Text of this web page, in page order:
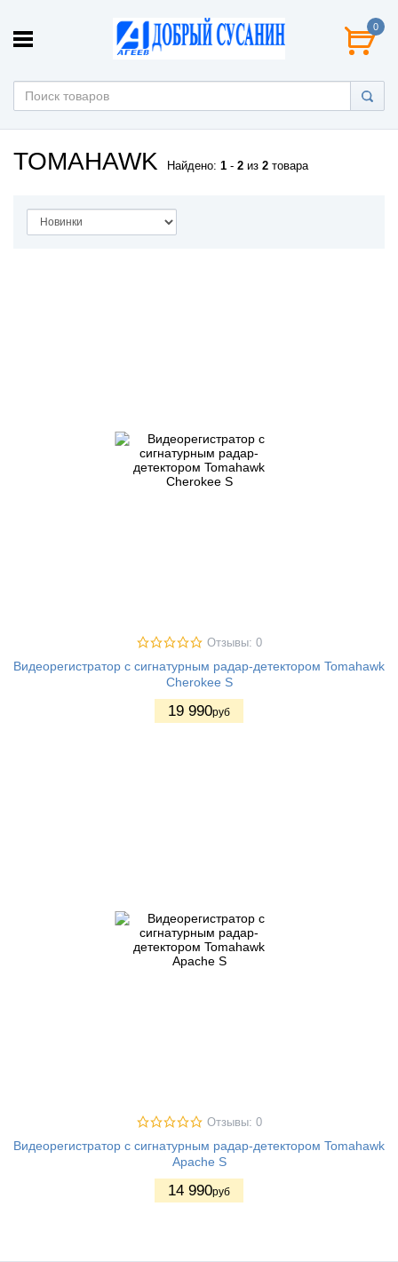
0
TOMAHAWK Найдено: 1 - 2 из 2 товара
Отзывы: 0
Видеорегистратор с сигнатурным радар-детектором Tomahawk
Cherokee S
19 990руб
Отзывы: 0
Видеорегистратор с сигнатурным радар-детектором Tomahawk
Apache S
14 990руб